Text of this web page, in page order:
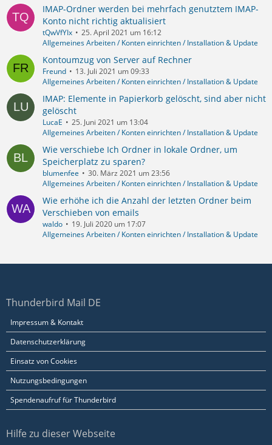
IMAP-Ordner werden bei mehrfach genutztem IMAP-
Konto nicht richtig aktualisiert
tQwVfYIx
25. April 2021 um 16:12
Allgemeines Arbeiten / Konten einrichten / Installation & Update
Kontoumzug von Server auf Rechner
Freund
13. Juli 2021 um 09:33
Allgemeines Arbeiten / Konten einrichten / Installation & Update
IMAP: Elemente in Papierkorb gelöscht, sind aber nicht
gelöscht
LucaE
25. Juni 2021 um 13:04
Allgemeines Arbeiten / Konten einrichten / Installation & Update
Wie verschiebe Ich Ordner in lokale Ordner, um
Speicherplatz zu sparen?
blumenfee
30. März 2021 um 23:56
Allgemeines Arbeiten / Konten einrichten / Installation & Update
Wie erhöhe ich die Anzahl der letzten Ordner beim
Verschieben von emails
waldo
19. Juli 2020 um 17:07
Allgemeines Arbeiten / Konten einrichten / Installation & Update
Thunderbird Mail DE
Impressum & Kontakt
Datenschutzerklärung
Einsatz von Cookies
Nutzungsbedingungen
Spendenaufruf für Thunderbird
Hilfe zu dieser Webseite